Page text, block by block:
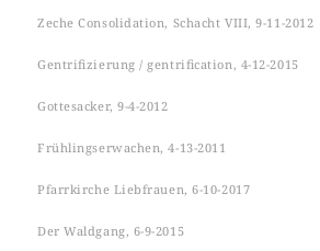
Zeche Consolidation, Schacht VIII, 9-11-2012
Gentrifizierung / gentrification, 4-12-2015
Gottesacker, 9-4-2012
Frühlingserwachen, 4-13-2011
Pfarrkirche Liebfrauen, 6-10-2017
Der Waldgang, 6-9-2015